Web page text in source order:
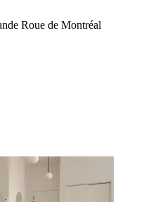
Roue de Montréal